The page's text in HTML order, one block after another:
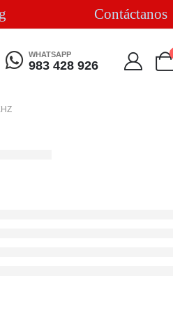
Contáctanos
WHATSAPP
983 428 926